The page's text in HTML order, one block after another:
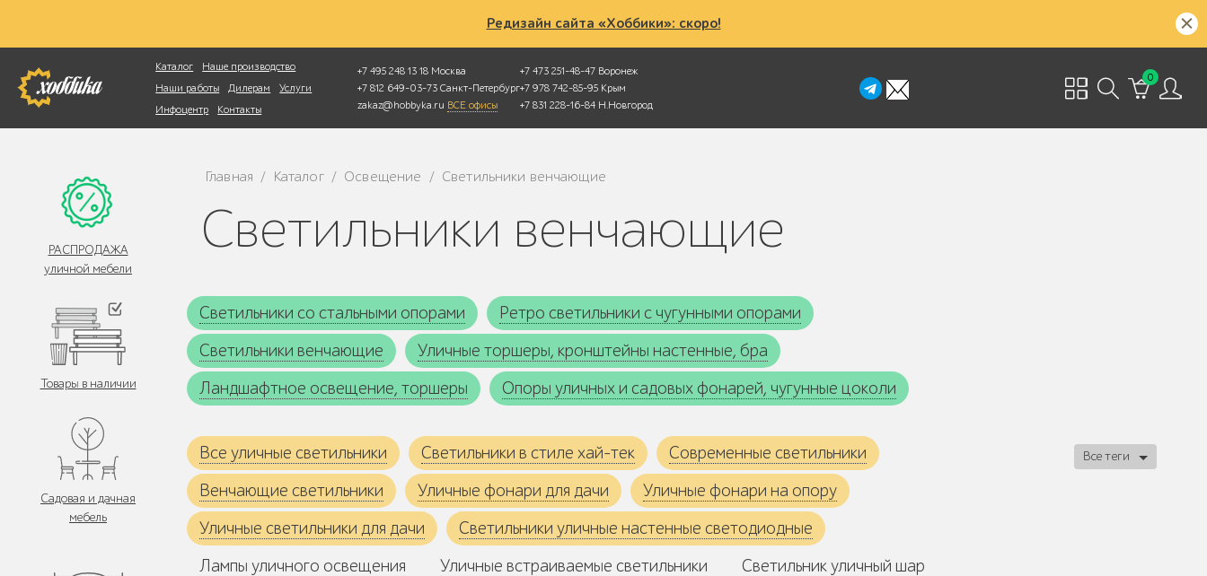
Редизайн сайта «Хоббики»: скоро!
Каталог
Наше производство
Наши работы
Дилерам
Услуги
Инфоцентр
Контакты
+7 495 248 13 18 Москва
+7 812 649-03-73 Санкт-Петербург
zakaz@hobbyka.ru ВСЕ офисы
+7 473 251-48-47 Воронеж
+7 978 742-85-95 Крым
+7 831 228-16-84 Н.Новгород
0
Фотопоиск
РАСПРОДАЖА
уличной мебели
Товары в наличии
Садовая и дачная
мебель
Главная / Каталог / Освещение / Светильники венчающие
Светильники венчающие
Светильники со стальными опорами
Ретро светильники с чугунными опорами
Светильники венчающие
Уличные торшеры, кронштейны настенные, бра
Ландшафтное освещение, торшеры
Опоры уличных и садовых фонарей, чугунные цоколи
Все уличные светильники Светильники в стиле хай-тек
Современные светильники
Венчающие светильники
Уличные фонари для дачи
Уличные фонари на опору
Уличные светильники для дачи
Светильники уличные настенные светодиодные
Лампы уличного освещения
Уличные встраиваемые светильники Светильник уличный шар
Все теги